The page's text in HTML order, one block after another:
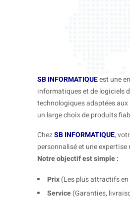
SB INFORMATIQUEest une
informatiques et de logiciels
technologiques adaptées
un large choix de produits
ChezSB INFORMATIQUE,
personnalisé et une
Notre objectif est simple :
Prix(Les plus attractifs
Service(Garanties,